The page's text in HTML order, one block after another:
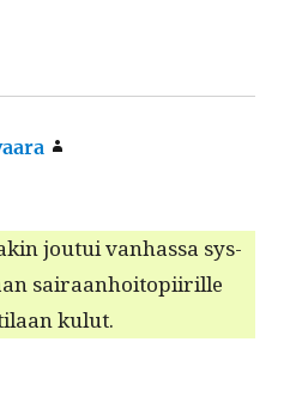
jou­tui van­has­sa sys­
sairaan­hoitopi­ir­ille
kulut.